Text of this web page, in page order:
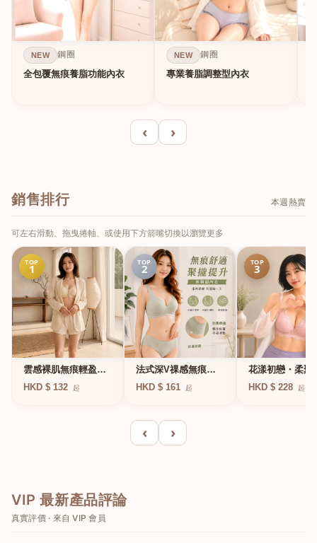
NEW 鋼圈
全包覆無痕養脂功能內衣
NEW 鋼圈
專業養脂調整型內衣
‹ ›
銷售排行 本週熱賣
可左右滑動、拖曳捲軸、或使用下方箭嘴切換以瀏覽更多
TOP
1
雲感裸肌無痕輕盈無
鋼圈內衣
HKD $ 132 起
TOP
2
法式深V祼感無痕果
凍軟支撐條無鋼圈內
HKD $ 161 起
TOP
3
花漾初戀・柔聚
圈蕾絲內衣
HKD $ 228 起
‹ ›
VIP 最新產品評論
真實評價 · 來自 VIP 會員